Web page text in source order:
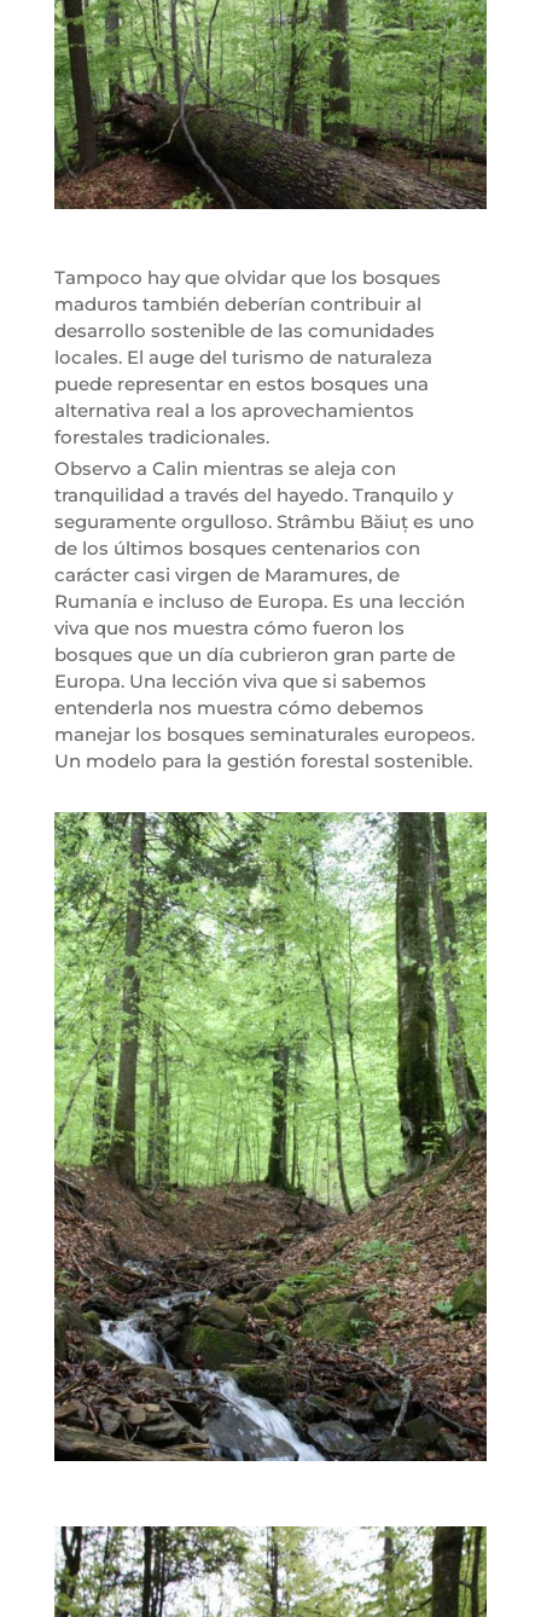
Tampoco hay que olvidar que los bosques
maduros también deberían contribuir al
desarrollo sostenible de las comunidades
locales. El auge del turismo de naturaleza
puede representar en estos bosques una
alternativa real a los aprovechamientos
forestales tradicionales.
Observo a Calin mientras se aleja con
tranquilidad a través del hayedo. Tranquilo y
seguramente orgulloso. Strâmbu Băiuț es uno
de los últimos bosques centenarios con
carácter casi virgen de Maramures, de
Rumanía e incluso de Europa. Es una lección
viva que nos muestra cómo fueron los
bosques que un día cubrieron gran parte de
Europa. Una lección viva que si sabemos
entenderla nos muestra cómo debemos
manejar los bosques seminaturales europeos.
Un modelo para la gestión forestal sostenible.